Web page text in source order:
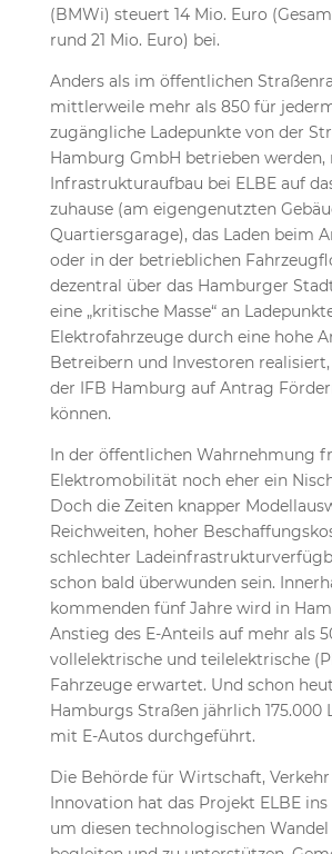
(BMWi) steuert 14 Mio. Euro
rund 21 Mio. Euro) bei.
Anders als im öffentlichen
mittlerweile mehr als 850 für
zugängliche Ladepunkte von der
Hamburg GmbH betrieben
Infrastrukturaufbau bei ELBE auf
zuhause (am eigengenutzten
Quartiersgarage), das Laden beim
oder in der betrieblichen
dezentral über das Hamburger
eine „kritische Masse“ an
Elektrofahrzeuge durch eine hohe
Betreibern und Investoren
der IFB Hamburg auf Antrag
können.
In der öffentlichen Wahrnehmung
Elektromobilität noch eher ein
Doch die Zeiten knapper
Reichweiten, hoher
schlechter
schon bald überwunden sein.
kommenden fünf Jahre wird in
Anstieg des E-Anteils auf mehr als
vollelektrische und teilelektrische
Fahrzeuge erwartet. Und schon
Hamburgs Straßen jährlich 175.000
mit E-Autos durchgeführt.
Die Behörde für Wirtschaft,
Innovation hat das Projekt ELBE ins
um diesen technologischen